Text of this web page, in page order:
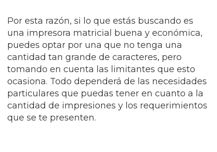
Por esta razón, si lo que estás buscando es
una impresora matricial buena y económica,
puedes optar por una que no tenga una
cantidad tan grande de caracteres, pero
tomando en cuenta las limitantes que esto
ocasiona. Todo dependerá de las necesidades
particulares que puedas tener en cuanto a la
cantidad de impresiones y los requerimientos
que se te presenten.